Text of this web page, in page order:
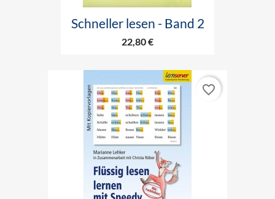
Schneller lesen - Band 2
22,80 €
favorite_border